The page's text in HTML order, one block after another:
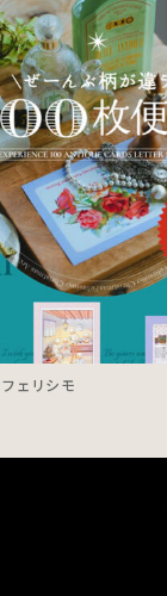
ェリシモ